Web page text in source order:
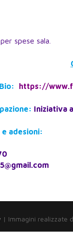
spese sala.
https://
Iniziativa
adesioni:
| Immagini realizzate